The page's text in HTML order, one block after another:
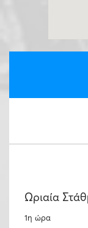
Ωριαία
1η ώρα